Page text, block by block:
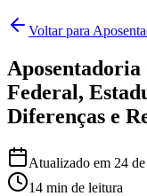
Voltar para
Federal,
Diferenças e
Atualizado em 24
14 min de leitura